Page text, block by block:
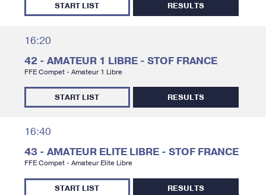
START LIST RESULTS
16:20
42 - AMATEUR 1 LIBRE - STOF FRANCE
FFE Compet - Amateur 1 Libre
START LIST RESULTS
16:40
43 - AMATEUR ELITE LIBRE - STOF FRANCE
FFE Compet - Amateur Elite Libre
START LIST RESULTS